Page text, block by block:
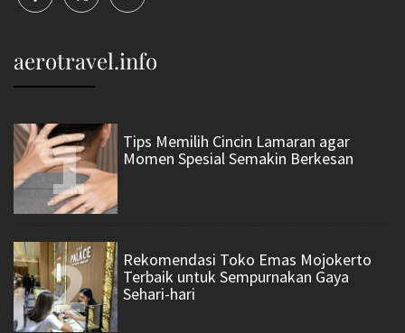
aerotravel.info
1
Tips Memilih Cincin Lamaran agar
Momen Spesial Semakin Berkesan
2
Rekomendasi Toko Emas Mojokerto
Terbaik untuk Sempurnakan Gaya
Sehari-hari